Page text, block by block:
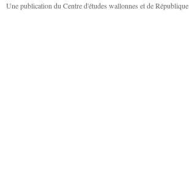
Une publication du Centre d'études wallonnes et de République